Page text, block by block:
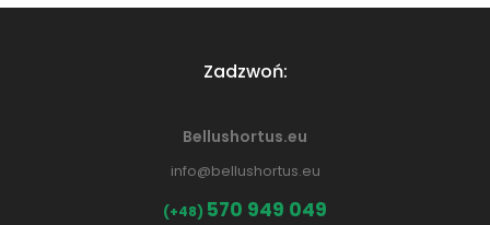
Zadzwoń:
Bellushortus.eu
info@bellushortus.eu
(+48) 570 949 049